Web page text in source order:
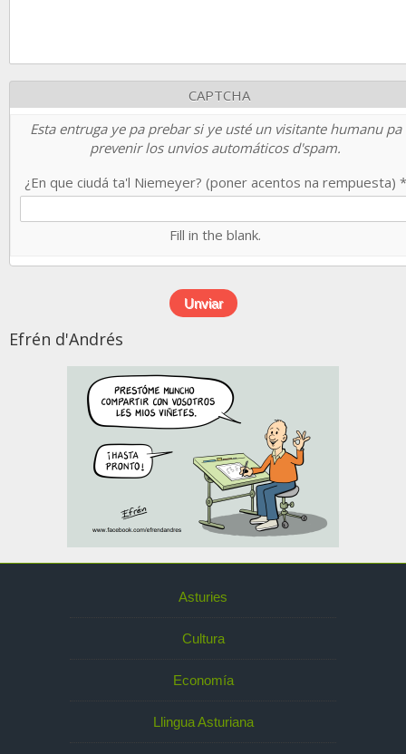
CAPTCHA
Esta entruga ye pa prebar si ye usté un visitante humanu pa
prevenir los unvios automáticos d'spam.
¿En que ciudá ta'l Niemeyer? (poner acentos na rempuesta) *
Fill in the blank.
Efrén d'Andrés
Asturies
Cultura
Economía
Llingua Asturiana